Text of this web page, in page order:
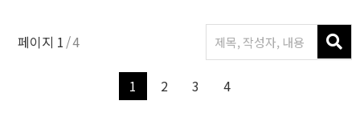
페이지 1 4
1 2 3 4